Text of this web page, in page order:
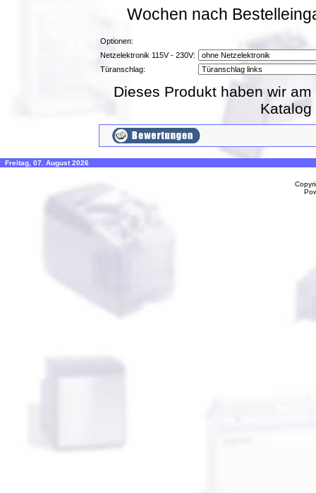
Wochen nach
Optionen:
Netzelektronik 115V - 230V:
Türanschlag:
Dieses Produkt haben wir
Freitag, 07. August 2026